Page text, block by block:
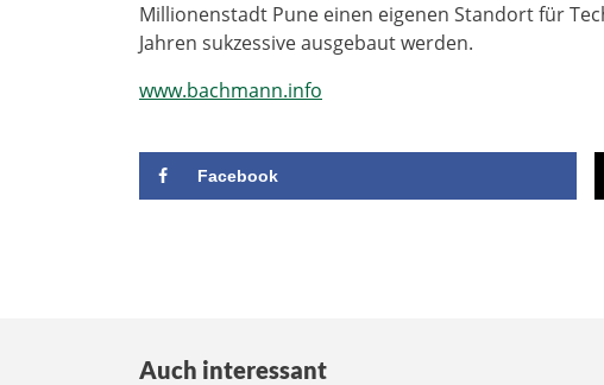
Millionenstadt Pune einen eigenen Standort für
Jahren sukzessive ausgebaut werden.
www.bachmann.info
Facebook
Auch interessant